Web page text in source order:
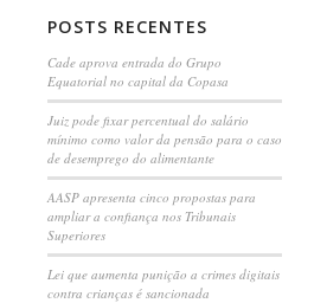
POSTS RECENTES
Cade aprova entrada do Grupo
Equatorial no capital da Copasa
Juiz pode fixar percentual do salário
mínimo como valor da pensão para o caso
de desemprego do alimentante
AASP apresenta cinco propostas para
ampliar a confiança nos Tribunais
Superiores
Lei que aumenta punição a crimes digitais
contra crianças é sancionada